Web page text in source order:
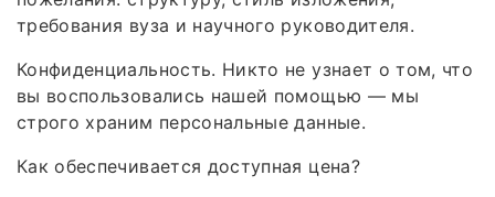
требования вуза и научного руководителя.
Конфиденциальность. Никто не узнает о том, что
вы воспользовались нашей помощью — мы
строго храним персональные данные.
Как обеспечивается доступная цена?